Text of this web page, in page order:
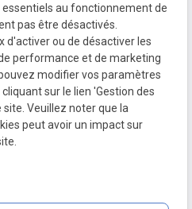
de compétence
Actualités
Contact
Mentions légales
du site
au fonctionnement de
pas être désactivés.
d'activer ou de désactiver les
performance et de marketing
modifier vos paramètres
sur le lien 'Gestion des
Veuillez noter que la
peut avoir un impact sur